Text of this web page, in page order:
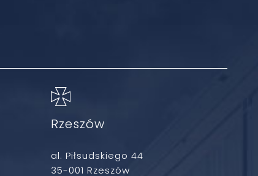
Rzeszów
al. Piłsudskiego 44
35-001 Rzeszów